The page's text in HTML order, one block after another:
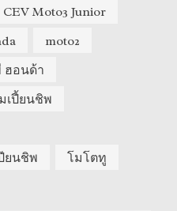
CEV Moto3 Junior
moto2
ฮอนด้า
เปี้ยนชิพ
ยนชิพ
โมโตทู